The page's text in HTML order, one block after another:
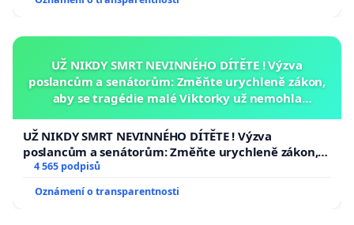
UŽ NIKDY SMRT NEVINNÉHO DÍTĚTE ! Výzva
poslancům a senátorům: Změňte urychleně zákon,
aby se tragédie malé Viktorky už nemohla
UŽ NIKDY SMRT NEVINNÉHO DÍTĚTE ! Výzva
poslancům a senátorům: Změňte urychleně zákon,
aby se tragédie malé Viktorky už nemohla opakovat!
4 565 podpisů
Oznámení o transparentnosti